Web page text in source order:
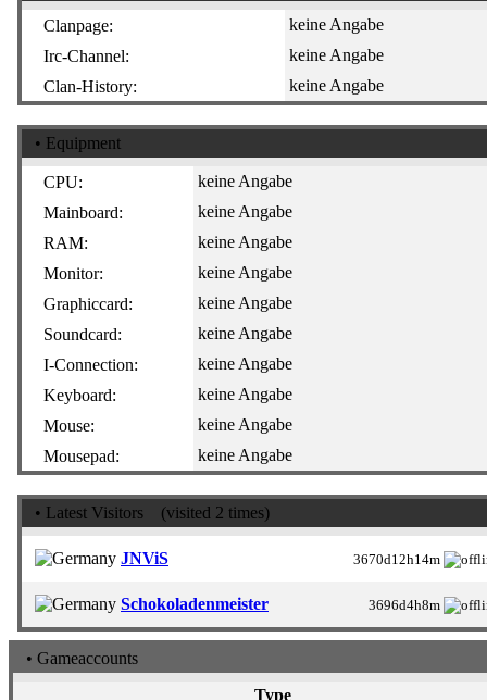
Clanpage:
keine Angabe
Irc-Channel:
keine Angabe
Clan-History:
keine Angabe
• Equipment
CPU:
keine Angabe
Mainboard:
keine Angabe
RAM:
keine Angabe
Monitor:
keine Angabe
Graphiccard:
keine Angabe
Soundcard:
keine Angabe
I-Connection:
keine Angabe
Keyboard:
keine Angabe
Mouse:
keine Angabe
Mousepad:
keine Angabe
• Latest Visitors (visited 2 times)
JNViS 3670d12h14m
Schokoladenmeister 3696d4h8m
• Gameaccounts
Type